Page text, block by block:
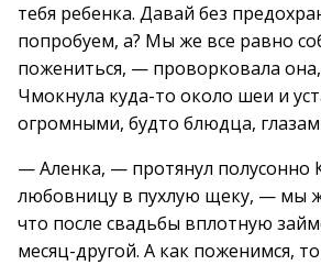
тебя ребенка. Давай без
попробуем, а? Мы же все равно
пожениться, — проворковала
Чмокнула куда-то около шеи и
огромными, будто блюдца,
— Аленка, — протянул полусонно
любовницу в пухлую щеку, — мы
что после свадьбы вплотную
месяц-другой. А как поженимся,